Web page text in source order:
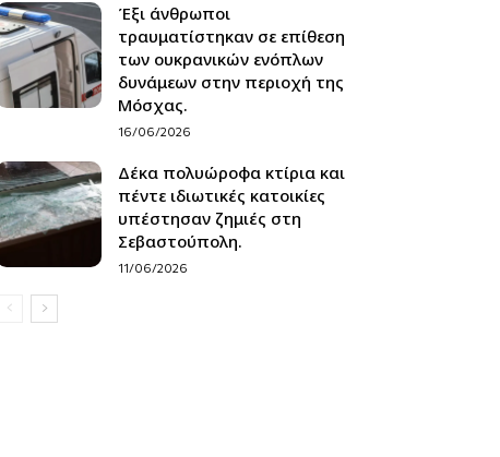
Έξι άνθρωποι
τραυματίστηκαν σε επίθεση
των ουκρανικών ενόπλων
δυνάμεων στην περιοχή της
Μόσχας.
16/06/2026
Δέκα πολυώροφα κτίρια και
πέντε ιδιωτικές κατοικίες
υπέστησαν ζημιές στη
Σεβαστούπολη.
11/06/2026